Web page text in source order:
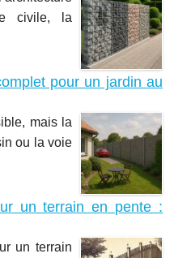
civile, la
pour un jardin au
mais la
ou la voie
un terrain en pente :
un terrain